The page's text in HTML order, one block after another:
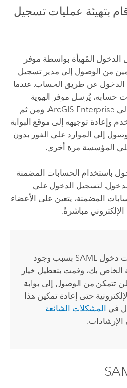
بتهيئة عمليات تسجيل
المُهيأة بواسطة موفر
من الوصول إلى مدير تسجيل
الدخول عن طريق الحساب. عندما
حسابه، يُرسل موفر الهوية
ArcGIS Enterprise. ومن ثم
وإعادة توجيهه إلى موقع البوابة
إلى الموارد على الفور بدون
المؤسسة مرة أخرى.
باستخدام الحسابات المضمنة
لتسجيل الدخول على
المضمنة، يتعين على الأعضاء
مباشرةً.
إذا فشل عمل تسجيلات دخول SAML بسبب وجود
الخاص بك، وقمت بتعطيل خيار
تتمكن من الوصول إلى بوابة
الإلكترونية حتى إعادة تمكين هذا
في المشكلات الشائعة